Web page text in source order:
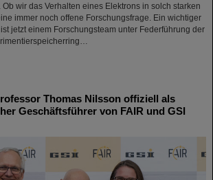
wir das Verhalten eines Elektrons in solch starken
immer noch offene Forschungsfrage. Ein wichtiger
jetzt einem Forschungsteam unter Federführung der
Thomas Nilsson offiziell als
Geschäftsführer von FAIR und GSI